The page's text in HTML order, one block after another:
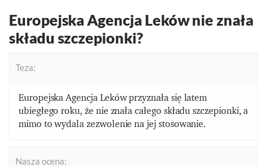
Europejska Agencja Leków nie znała
składu szczepionki?
Teza:
Europejska Agencja Leków przyznała się latem
ubiegłego roku, że nie znała całego składu szczepionki, a
mimo to wydala zezwolenie na jej stosowanie.
Nasza ocena: